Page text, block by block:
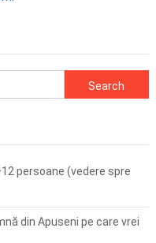
Search
for:
persoane (vedere spre
din Apuseni pe care vrei